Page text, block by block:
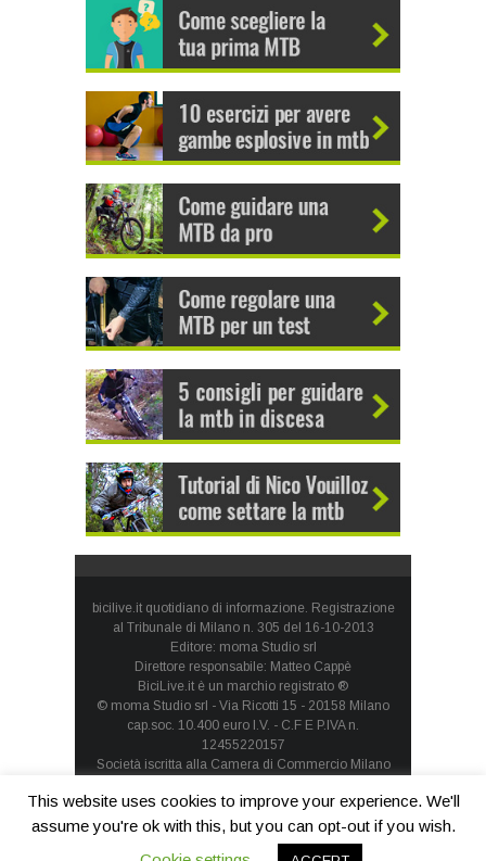
bicilive.it quotidiano di informazione. Registrazione
al Tribunale di Milano n. 305 del 16-10-2013
Editore: moma Studio srl
Direttore responsabile: Matteo Cappè
BiciLive.it è un marchio registrato ®
© moma Studio srl - Via Ricotti 15 - 20158 Milano
cap.soc. 10.400 euro I.V. - C.F E P.IVA n.
12455220157
Società iscritta alla Camera di Commercio Milano
socio unico
Privacy Policy-Cookie Policy
This website uses cookies to improve your experience. We'll
assume you're ok with this, but you can opt-out if you wish.